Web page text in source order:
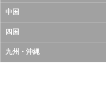
秋田県
山形県
福島県
埼玉県
茨城県
栃木県
新潟県
富山県
石川県
岐阜県
三重県
静岡県
大阪府
京都府
兵庫県
中国
鳥取県
島根県
四国
徳島県
九州・沖縄